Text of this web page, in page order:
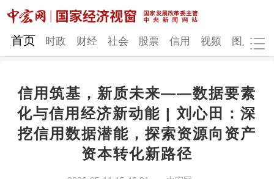
网站地图
时政 财经 社会 股票
信用 视频 图片 品牌
中宏研究 营商环境
首页 时政 财经 社会 股票 信用 视频 图片
信用筑基，新质未来——数据要素
化与信用经济新动能 | 刘心田：深
挖信用数据潜能，探索资源向资产
资本转化新路径